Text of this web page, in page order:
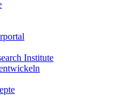
Institute